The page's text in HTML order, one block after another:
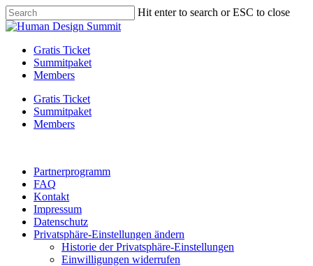
Skip
to
content
Hit enter to search or ESC to close
Close
Menu
Gratis Ticket
Summitpaket
Members
Gratis Ticket
Summitpaket
Members
Partnerprogramm
FAQ
Kontakt
Impressum
Datenschutz
Privatsphäre-Einstellungen ändern
Historie der Privatsphäre-Einstellungen
Einwilligungen widerrufen